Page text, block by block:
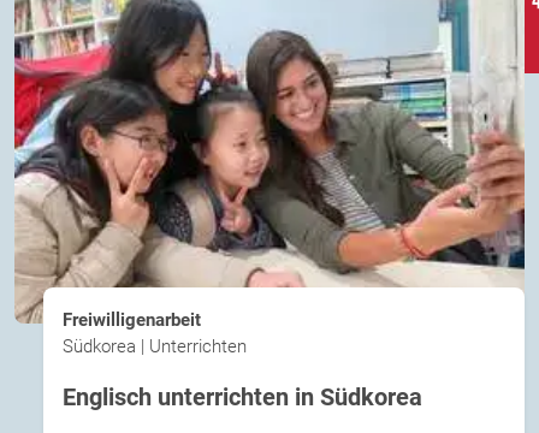
Freiwilligenarbeit
Südkorea | Unterrichten
Englisch unterrichten in Südkorea